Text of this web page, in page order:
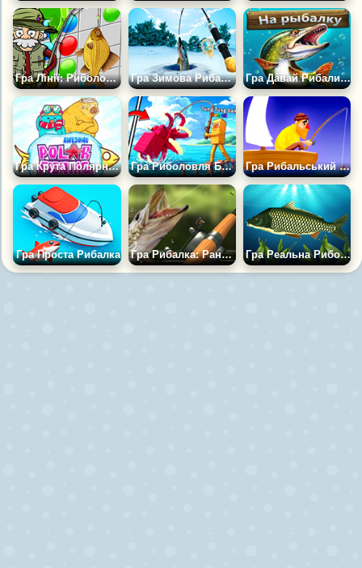
Гра Лінії: Риболовля Гра Зимова Рибалка Гра Давай Рибалити
Гра Крута Полярна Риболовля Гра Риболовля Брейнротов +1 за Секунду 3D Від Obbi Taikun Гра Рибальський День
Гра Проста Рибалка Гра Рибалка: Ранковий Улов Гра Реальна Риболовля